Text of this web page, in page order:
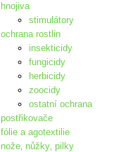
hnojiva
stimulátory
ochrana rostlin
insekticidy
fungicidy
herbicidy
zoocidy
ostatní ochrana
postřikovače
fólie a agotextilie
nože‚ nůžky‚ pilky